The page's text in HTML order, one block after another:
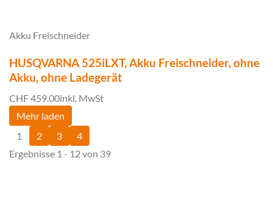
Akku Freischneider
HUSQVARNA 525iLXT, Akku Freischneider, ohne
Akku, ohne Ladegerät
CHF 459.00inkl. MwSt
Mehr laden
1
2 3
4
Ergebnisse 1 - 12 von 39